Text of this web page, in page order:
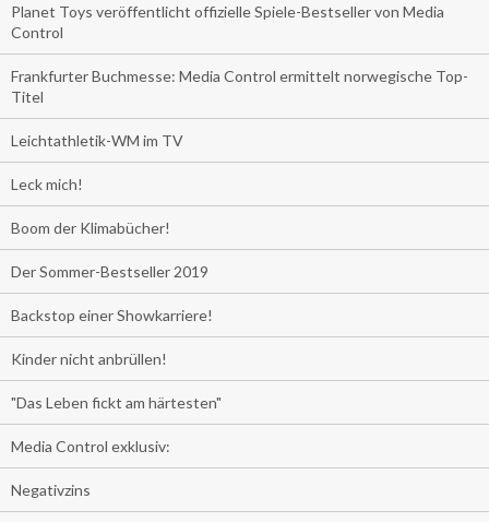
Planet Toys veröffentlicht offizielle Spiele-Bestseller von Media
Control
Frankfurter Buchmesse: Media Control ermittelt norwegische Top-
Titel
Leichtathletik-WM im TV
Leck mich!
Boom der Klimabücher!
Der Sommer-Bestseller 2019
Backstop einer Showkarriere!
Kinder nicht anbrüllen!
"Das Leben fickt am härtesten"
Media Control exklusiv:
Negativzins